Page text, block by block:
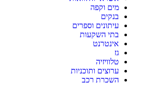
מים וקפה
בנקים
עיתונים וספרים
בתי השקעות
אינטרנט
גז
טלוויזיה
ערוצים ותוכניות
השכרת רכב